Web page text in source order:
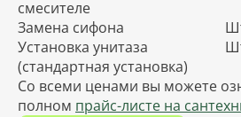
смесителе
Замена сифона
Установка унитаза
(стандартная установка)
Со всеми ценами вы можете
полном прайс-листе на